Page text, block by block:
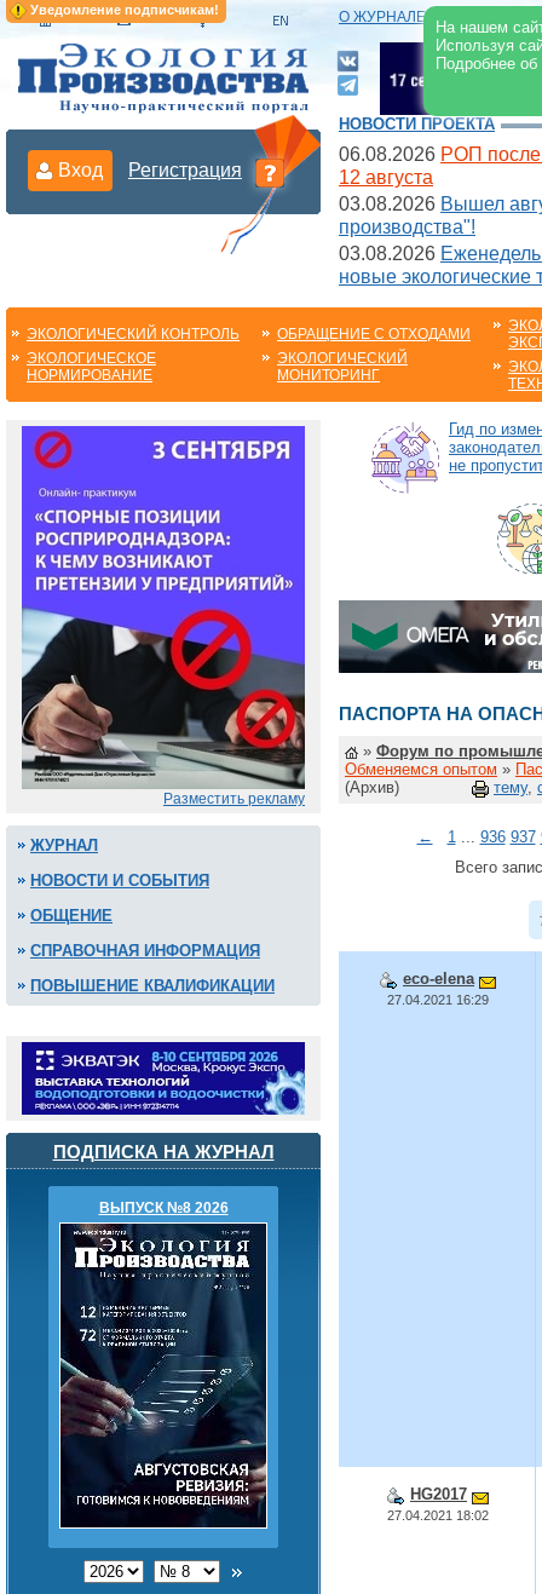
Уведомление подписчикам!
На нашем
Используя
Подробнее
О ЖУРНАЛЕ |
Вход Регистрация
НОВОСТИ ПРОЕКТА
06.08.2026 РОП после
12 августа
03.08.2026 Вышел
производства"!
03.08.2026
новые экологические
ЭКОЛОГИЧЕСКИЙ КОНТРОЛЬ
ЭКОЛОГИЧЕСКОЕ
НОРМИРОВАНИЕ
ОБРАЩЕНИЕ С ОТХОДАМИ
ЭКОЛОГИЧЕСКИЙ
МОНИТОРИНГ
Разместить рекламу
ЖУРНАЛ
НОВОСТИ И СОБЫТИЯ
ОБЩЕНИЕ
СПРАВОЧНАЯ ИНФОРМАЦИЯ
ПОВЫШЕНИЕ КВАЛИФИКАЦИИ
ПОДПИСКА НА ЖУРНАЛ
ВЫПУСК №8 2026
Гид по
не
ПАСПОРТА НА
» Форум по
Обменяемся опытом »
(Архив)
тему,
← 1... 936 937
Всего
eco-elena
27.04.2021 16:29
HG2017
27.04.2021 18:02